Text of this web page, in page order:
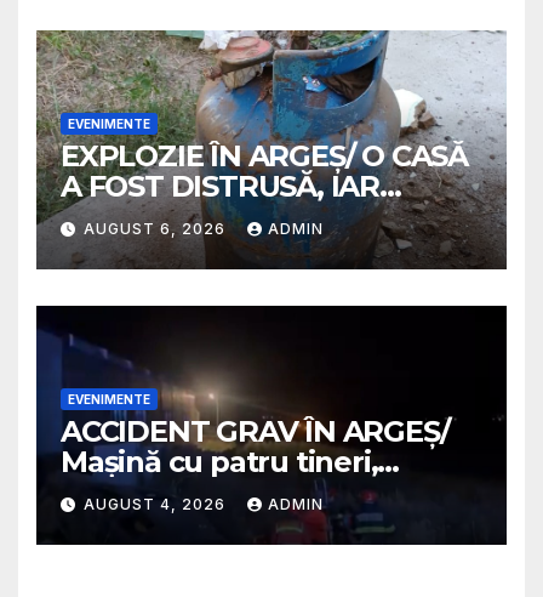
EVENIMENTE
EXPLOZIE ÎN ARGEȘ/ O CASĂ
A FOST DISTRUSĂ, IAR
PROPRIETARA A SUFERIT
ARSURI GRAVE
AUGUST 6, 2026 ADMIN
EVENIMENTE
ACCIDENT GRAV ÎN ARGEȘ/
Mașină cu patru tineri,
răsturnată pe un câmp la
Micești/ Doi sunt în stare
gravă
AUGUST 4, 2026 ADMIN